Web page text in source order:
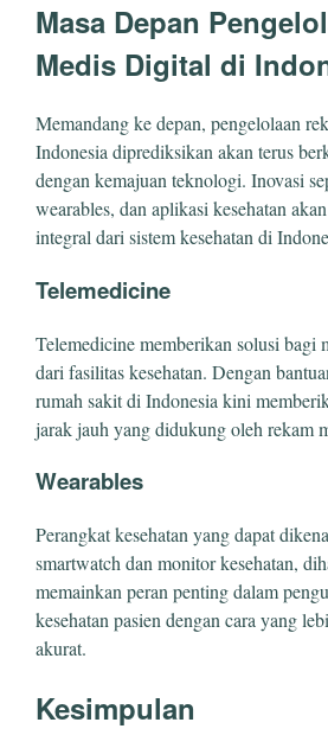
Masa Depan
Medis Digital di
Memandang ke depan, pengelolaan
Indonesia diprediksikan akan terus
dengan kemajuan teknologi. Inovasi
wearables, dan aplikasi kesehatan
integral dari sistem kesehatan di
Telemedicine
Telemedicine memberikan solusi bagi
dari fasilitas kesehatan. Dengan
rumah sakit di Indonesia kini
jarak jauh yang didukung oleh rekam
Wearables
Perangkat kesehatan yang dapat
smartwatch dan monitor kesehatan,
memainkan peran penting dalam
kesehatan pasien dengan cara yang
akurat.
Kesimpulan